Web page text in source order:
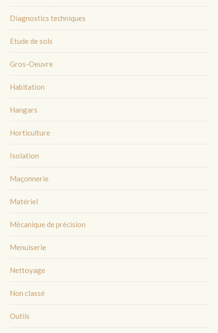
Diagnostics techniques
Etude de sols
Gros-Oeuvre
Habitation
Hangars
Horticulture
Isolation
Maçonnerie
Matériel
Mécanique de précision
Menuiserie
Nettoyage
Non classé
Outils